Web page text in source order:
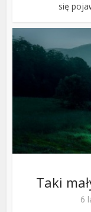
się
Taki
6